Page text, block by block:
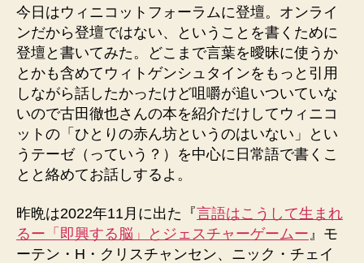
今日はウィニコットフォーラムに登壇。オンライ
ンだから登壇ではない、ということを書くために
登壇と書いてみた。どこまで言葉を曖昧に使うか
とかも含めてウィトゲンシュタインをもっと引用
しながら話したかったけど咀嚼が追いついていな
いので古田徹也さんの本を紹介だけしてウィニコ
ットの「ひとりの赤ん坊というのはいない」とい
うテーゼ（っていう？）を中心に日常語で書くこ
とと絡めてお話しするよ。
昨晩は2022年11月に出た『言語はこうして生まれ
るー「即興する脳」とジェスチャーゲームー 』モ
ーテン・H・クリスチャンセン、ニック・チェイ